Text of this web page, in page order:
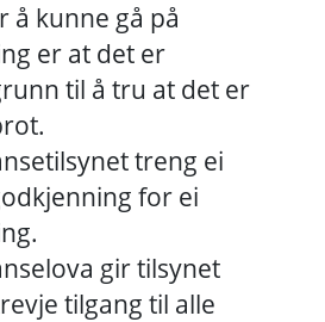
å kunne gå på
er at det er
til å tru at det er
treng ei
for ei
gir tilsynet
tilgang til alle